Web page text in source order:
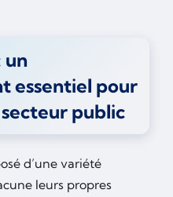
un
essentiel pour
public
d’une variété
leurs propres